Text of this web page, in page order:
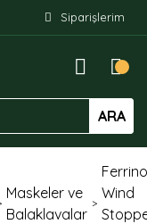
Siparişlerim
ARA
Maskeler ve
Balaklavalar
Ferrino
Wind